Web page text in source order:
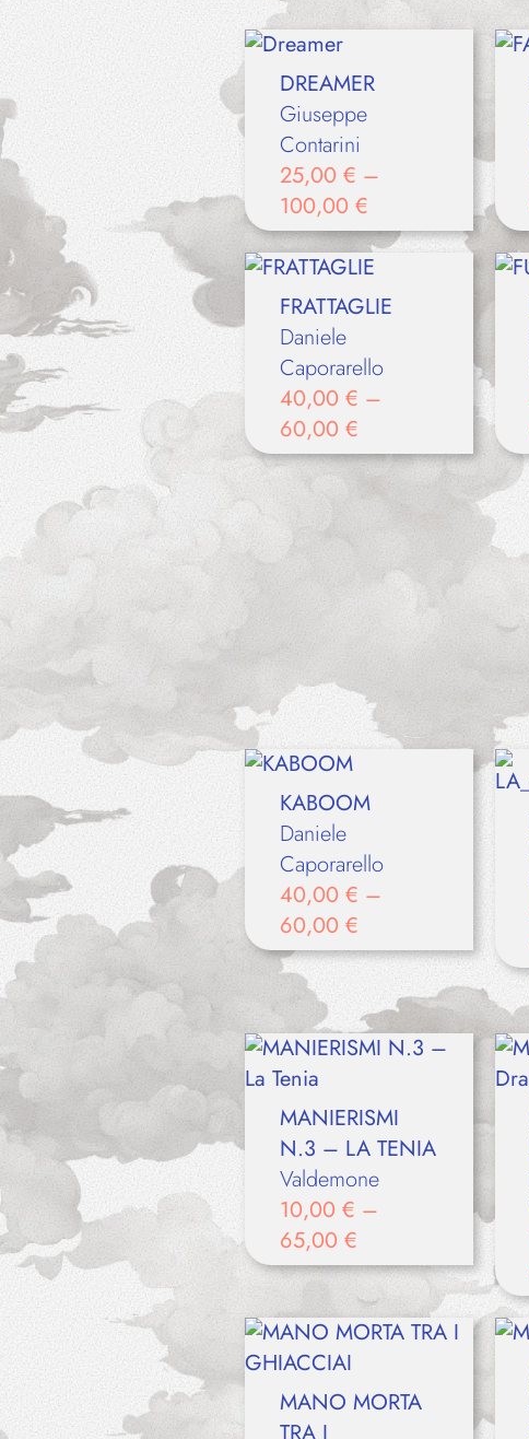
DREAMER
Giuseppe
Contarini
25,00 € –
100,00 €
FRATTAGLIE
Daniele
Caporarello
40,00 € –
60,00 €
KABOOM
Daniele
Caporarello
40,00 € –
60,00 €
MANIERISMI
N.3 – LA TENIA
Valdemone
10,00 € –
65,00 €
MANO MORTA